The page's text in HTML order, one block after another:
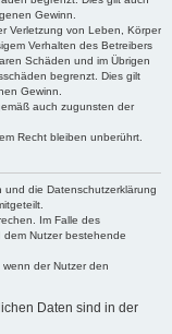
Gewinn.
Verletzung von Leben, Körper
Verhalten des Betreibers
Schäden und im Übrigen
begrenzt. Dies gilt
Gewinn.
auch zugunsten der
Recht bleiben unberührt.
die Datenschutzerklärung
Im Falle des
dem Nutzer bestehende
der Nutzer den
Daten sind in der